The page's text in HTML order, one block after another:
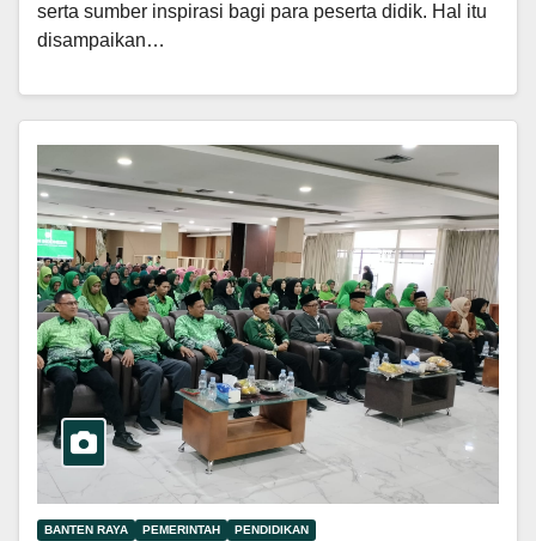
serta sumber inspirasi bagi para peserta didik. Hal itu
disampaikan…
BANTEN RAYA PEMERINTAH PENDIDIKAN